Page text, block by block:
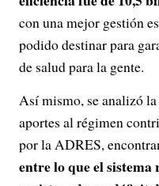
con una mejor gestión
podido destinar para
de salud para la gente.
Así mismo, se analizó
aportes al régimen
por la ADRES,
entre lo que el